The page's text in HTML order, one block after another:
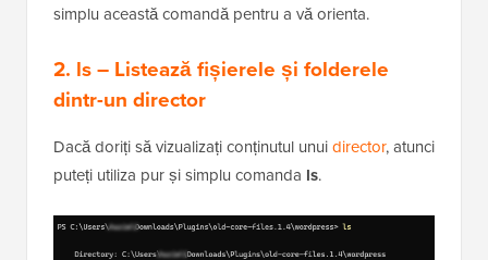
simplu această comandă pentru a vă orienta.
2. ls– Listează fișierele și folderele
dintr-un director
Dacă doriți să vizualizați conținutul unuidirector, atunci
puteți utiliza pur și simplu comanda ls.